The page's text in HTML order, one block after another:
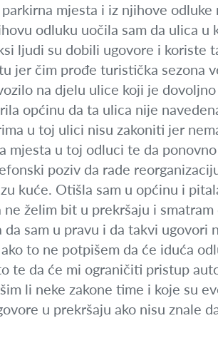
mjesta i iz njihove
odluku uočila sam da ulica
ljudi su dobili ugovore i koriste
jer čim prođe turistička sezona
na djelu ulice koji je
općinu da ta ulica nije
u toj ulici nisu zakoniti jer
mjesta u toj odluci te da
poziv da rade
kuće. Otišla sam u općinu i
želim bit u prekršaju i
sam u pravu i da takvi ugovori
to ne potpišem da će iduća
te da će mi ograničiti pristup
li neke zakone time i koje su
u prekršaju ako nisu znale